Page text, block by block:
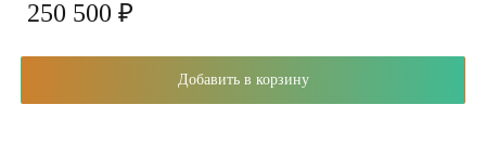
250 500 ₽
Добавить в корзину